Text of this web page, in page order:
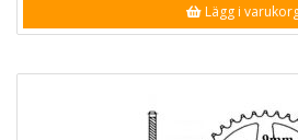
Lägg i